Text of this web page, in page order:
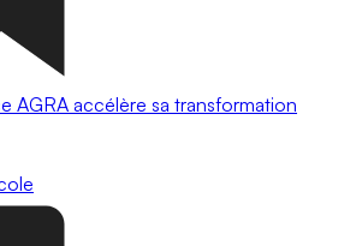
AGRA accélère sa transformation